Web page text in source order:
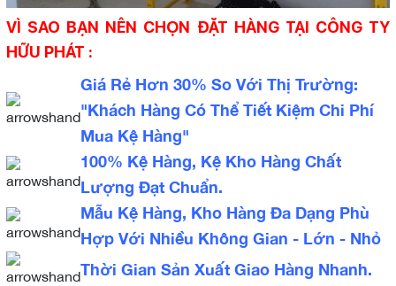
VÌ SAO BẠN NÊN CHỌN ĐẶT HÀNG TẠI CÔNG TY
HỮU PHÁT :
Giá Rẻ Hơn 30% So Với Thị Trường:
"Khách Hàng Có Thể Tiết Kiệm Chi Phí
Mua Kệ Hàng"
100% Kệ Hàng, Kệ Kho Hàng Chất
Lượng Đạt Chuẩn.
Mẫu Kệ Hàng, Kho Hàng Đa Dạng Phù
Hợp Với Nhiều Không Gian - Lớn - Nhỏ
Thời Gian Sản Xuất Giao Hàng Nhanh.